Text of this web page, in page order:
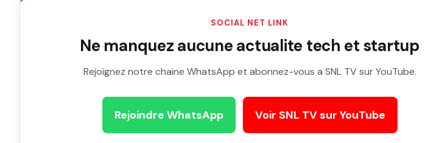
SOCIAL NET LINK
Ne manquez aucune actualite tech et startup
Rejoignez notre chaine WhatsApp et abonnez-vous a SNL TV sur YouTube.
Rejoindre WhatsApp Voir SNL TV sur YouTube